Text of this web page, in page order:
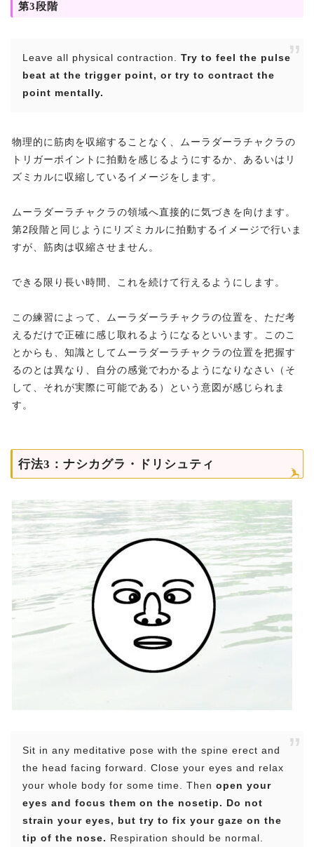
第3段階
Leave all physical contraction. Try to feel the pulse
beat at the trigger point, or try to contract the
point mentally.
物理的に筋肉を収縮することなく、ムーラダーラチャクラの
トリガーポイントに拍動を感じるようにするか、あるいはリ
ズミカルに収縮しているイメージをします。
ムーラダーラチャクラの領域へ直接的に気づきを向けます。
第2段階と同じようにリズミカルに拍動するイメージで行いま
すが、筋肉は収縮させません。
できる限り長い時間、これを続けて行えるようにします。
この練習によって、ムーラダーラチャクラの位置を、ただ考
えるだけで正確に感じ取れるようになるといいます。このこ
とからも、知識としてムーラダーラチャクラの位置を把握す
るのとは異なり、自分の感覚でわかるようになりなさい（そ
して、それが実際に可能である）という意図が感じられま
す。
行法3：ナシカグラ・ドリシュティ
Sit in any meditative pose with the spine erect and
the head facing forward. Close your eyes and relax
your whole body for some time. Then open your
eyes and focus them on the nosetip. Do not
strain your eyes, but try to fix your gaze on the
tip of the nose. Respiration should be normal.